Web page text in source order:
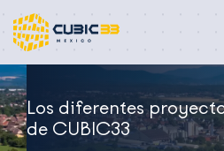
Los diferentes
de CUBIC33
Edificios
Nuestra